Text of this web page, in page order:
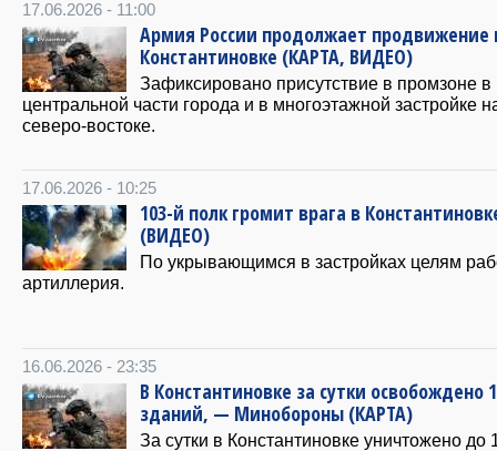
17.06.2026 - 11:00
Армия России продолжает продвижение
Константиновке (КАРТА, ВИДЕО)
Зафиксировано присутствие в промзоне в
центральной части города и в многоэтажной застройке
северо-востоке.
17.06.2026 - 10:25
103-й полк громит врага в
(ВИДЕО)
По укрывающимся в застройках целям
артиллерия.
16.06.2026 - 23:35
В Константиновке за сутки освобождено
зданий, — Минобороны (КАРТА)
За сутки в Константиновке уничтожено до